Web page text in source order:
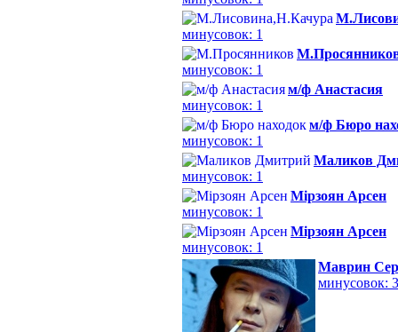
минусовок: 1
минусовок: 1
м/ф Анастасия
минусовок: 1
м/ф Бюро
минусовок: 1
Мaликoв
минусовок: 1
Мiрзоян Арсен
минусовок: 1
Мірзоян Арсен
минусовок: 1
Маврин
минусовок: 3